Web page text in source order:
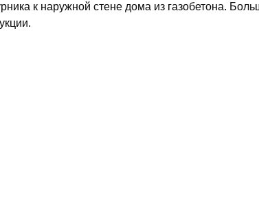
к наружной стене дома из газобетона.